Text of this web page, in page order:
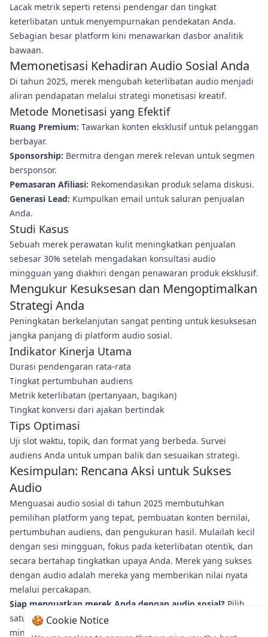
Lacak metrik seperti retensi pendengar dan tingkat
keterlibatan untuk menyempurnakan pendekatan Anda.
Sebagian besar platform kini menawarkan dasbor analitik
bawaan.
Memonetisasi Kehadiran Audio Sosial Anda
Di tahun 2025, merek mengubah keterlibatan audio menjadi
aliran pendapatan melalui strategi monetisasi kreatif.
Metode Monetisasi yang Efektif
Ruang Premium: Tawarkan konten eksklusif untuk pelanggan
berbayar.
Sponsorship: Bermitra dengan merek relevan untuk segmen
bersponsor.
Pemasaran Afiliasi: Rekomendasikan produk selama diskusi.
Generasi Lead: Kumpulkan email untuk saluran penjualan
Anda.
Studi Kasus
Sebuah merek perawatan kulit meningkatkan penjualan
sebesar 30% setelah mengadakan konsultasi audio
mingguan yang diakhiri dengan penawaran produk eksklusif.
Mengukur Kesuksesan dan Mengoptimalkan
Strategi Anda
Peningkatan berkelanjutan sangat penting untuk kesuksesan
jangka panjang di platform audio sosial.
Indikator Kinerja Utama
Durasi pendengaran rata-rata
Tingkat pertumbuhan audiens
Metrik keterlibatan (pertanyaan, bagikan)
Tingkat konversi dari ajakan bertindak
Tips Optimasi
Uji slot waktu, topik, dan format yang berbeda. Survei
audiens Anda untuk umpan balik dan sesuaikan strategi.
Kesimpulan: Rencana Aksi untuk Sukses
Audio
Menguasai audio sosial di tahun 2025 membutuhkan
pemilihan platform yang tepat, pembuatan konten bernilai,
pertumbuhan audiens, dan pengukuran hasil. Mulailah kecil
dengan sesi mingguan, fokus pada keterlibatan otentik, dan
secara bertahap tingkatkan upaya Anda. Merek yang sukses
dengan audio adalah mereka yang memberikan nilai nyata
melalui percakapan.
Siap menguatkan merek Anda dengan audio sosial? Pilih
satu strategi dari panduan ini untuk diimplementasikan
minggu ini. Bagikan progres Anda di komentar atau tag kami
🍪 Cookie Notice